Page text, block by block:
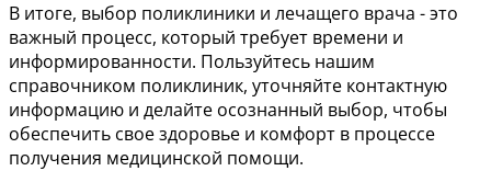
В итоге, выбор поликлиники и лечащего врача - это
важный процесс, который требует времени и
информированности. Пользуйтесь нашим
справочником поликлиник, уточняйте контактную
информацию и делайте осознанный выбор, чтобы
обеспечить свое здоровье и комфорт в процессе
получения медицинской помощи.